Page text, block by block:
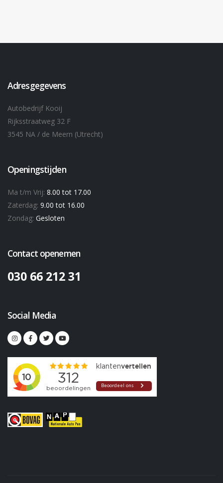
Adresgegevens
Autobedrijf Kooij
Rijksstraatweg 32 F
3545 NA / de Meern (Utrecht)
Openingstijden
Ma t/m Vrij: 8.00 tot 17.00
Zaterdag: 9.00 tot 16.00
Zondag: Gesloten
Contact openemen
030 66 212 31
Social Media